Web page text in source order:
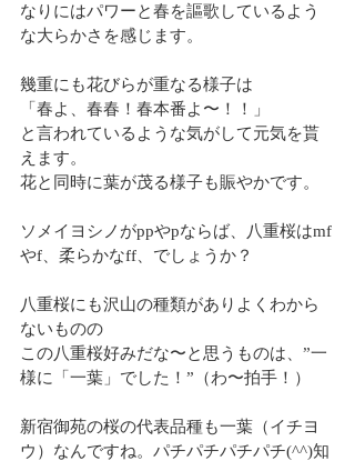
なりにはパワーと春を謳歌しているよう
な大らかさを感じます。
幾重にも花びらが重なる様子は
「春よ、春春！春本番よ〜！！」
と言われているような気がして元気を貰
えます。
花と同時に葉が茂る様子も賑やかです。
ソメイヨシノがppやpならば、八重桜はmf
やf、柔らかなff、でしょうか？
八重桜にも沢山の種類がありよくわから
ないものの
この八重桜好みだな〜と思うものは、”一
様に「一葉」でした！”（わ〜拍手！）
新宿御苑の桜の代表品種も一葉（イチヨ
ウ）なんですね。パチパチパチパチ(^^)知